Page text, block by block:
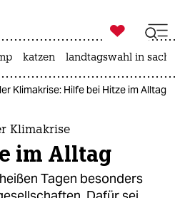
ich
ich

taz zahl ich
katzen landtagswahl in
Klimakrise: Hilfe bei Hitze im Alltag
Klimakrise
im Alltag
Tagen besonders